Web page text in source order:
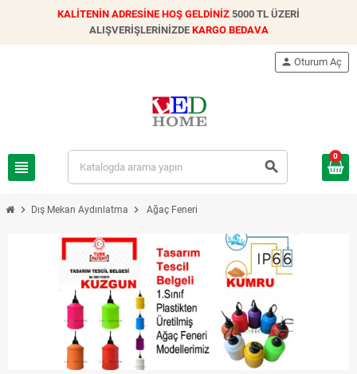
KALİTENİN ADRESİNE HOŞ GELDİNİZ 5000 TL ÜZERİ
ALIŞVERİŞLERİNİZDE KARGO BEDAVA
view_headline search
person Oturum Aç
0
chevron_right Dış Mekan Aydınlatma chevron_right Ağaç Feneri